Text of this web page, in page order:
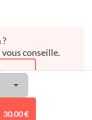
conseille.
30.00 €